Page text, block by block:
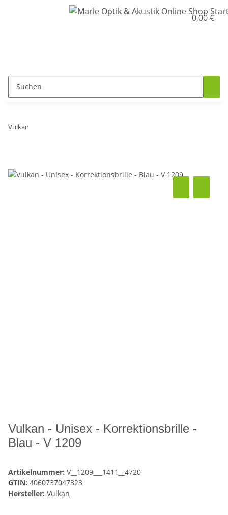
0,00 €
Vulkan
Vulkan - Unisex - Korrektionsbrille -
Blau - V 1209
Artikelnummer: V__1209___1411__4720
GTIN: 4060737047323
Hersteller: Vulkan